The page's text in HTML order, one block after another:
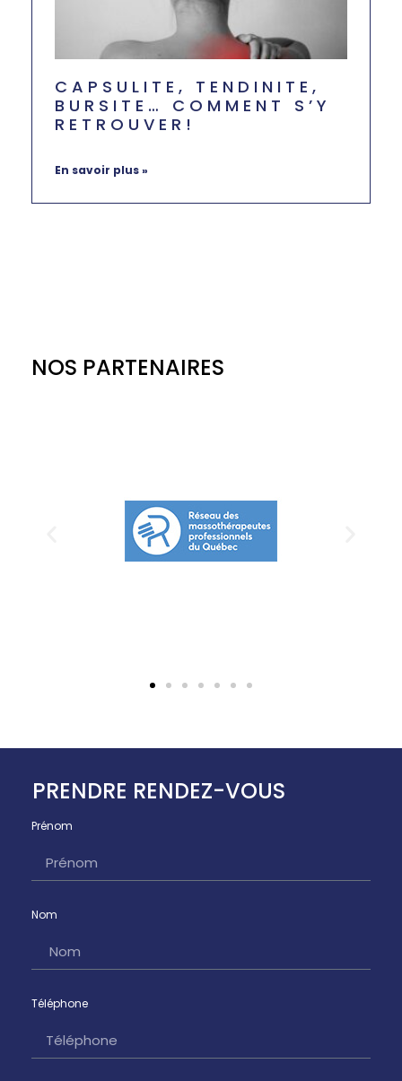
CAPSULITE, TENDINITE,
BURSITE… COMMENT S’Y
RETROUVER!
En savoir plus »
NOS PARTENAIRES
PRENDRE RENDEZ-VOUS
Prénom
Nom
Téléphone